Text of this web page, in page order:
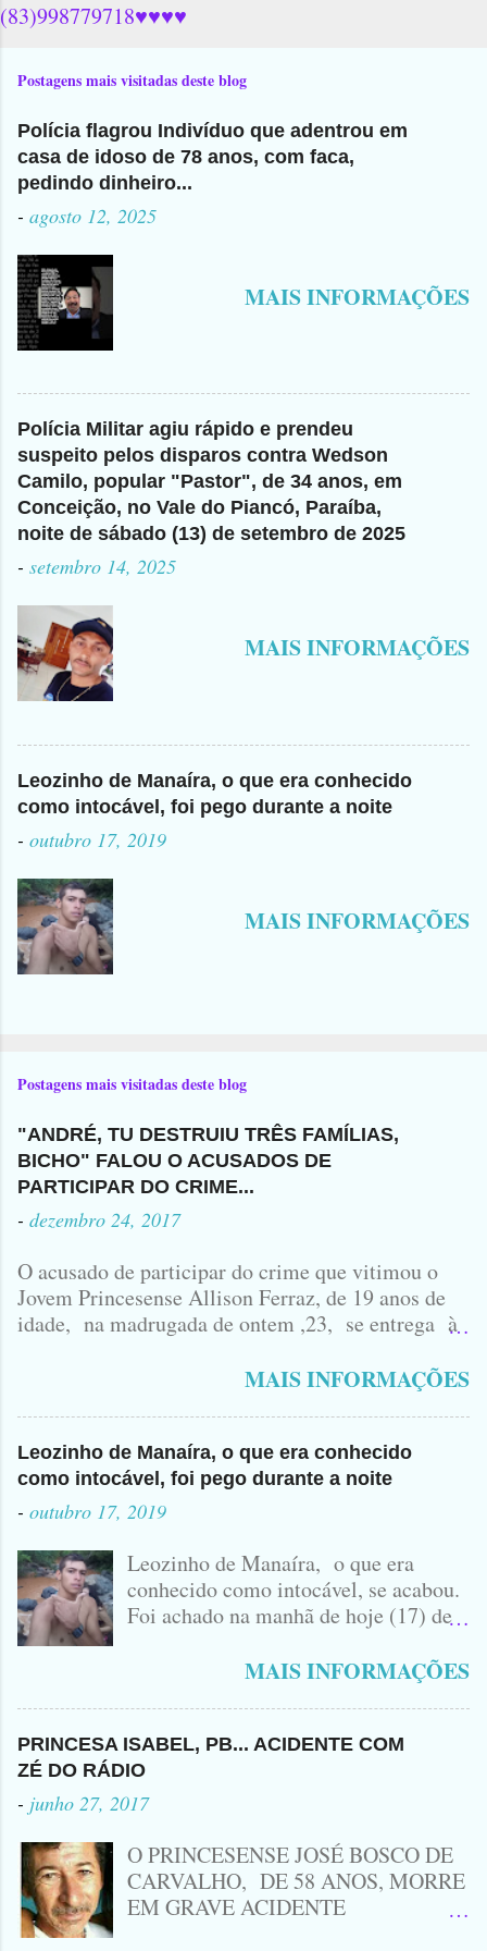
(83)998779718♥♥♥♥
Postagens mais visitadas deste blog
Polícia flagrou Indivíduo que adentrou em
casa de idoso de 78 anos, com faca,
pedindo dinheiro...
- agosto 12, 2025
MAIS INFORMAÇÕES
Polícia Militar agiu rápido e prendeu
suspeito pelos disparos contra Wedson
Camilo, popular "Pastor", de 34 anos, em
Conceição, no Vale do Piancó, Paraíba,
noite de sábado (13) de setembro de 2025
- setembro 14, 2025
MAIS INFORMAÇÕES
Leozinho de Manaíra, o que era conhecido
como intocável, foi pego durante a noite
- outubro 17, 2019
MAIS INFORMAÇÕES
Postagens mais visitadas deste blog
"ANDRÉ, TU DESTRUIU TRÊS FAMÍLIAS,
BICHO" FALOU O ACUSADOS DE
PARTICIPAR DO CRIME...
- dezembro 24, 2017
O acusado de participar do crime que vitimou o
Jovem Princesense Allison Ferraz, de 19 anos de
idade, na madrugada de ontem ,23, se entrega à
vulgo ( CORRÓ ) falou como tudo aconteceu ...
MAIS INFORMAÇÕES
Leozinho de Manaíra, o que era conhecido
como intocável, foi pego durante a noite
- outubro 17, 2019
Leozinho de Manaíra, o que era
conhecido como intocável, se acabou.
Foi achado na manhã de hoje (17) de
no Sertão da Paraíba, o Lendário
atingido com disparo de calibre 12. O
Procurado pela Justiça havia matado
a Namorada dele, Fabrícia Nogueira ,
Peixeira. Ele deu mais de 10 Facadas
na Adolescente.
MAIS INFORMAÇÕES
PRINCESA ISABEL, PB... ACIDENTE COM
ZÉ DO RÁDIO
- junho 27, 2017
O PRINCESENSE JOSÉ BOSCO DE
CARVALHO, DE 58 ANOS, MORRE
EM GRAVE ACIDENTE